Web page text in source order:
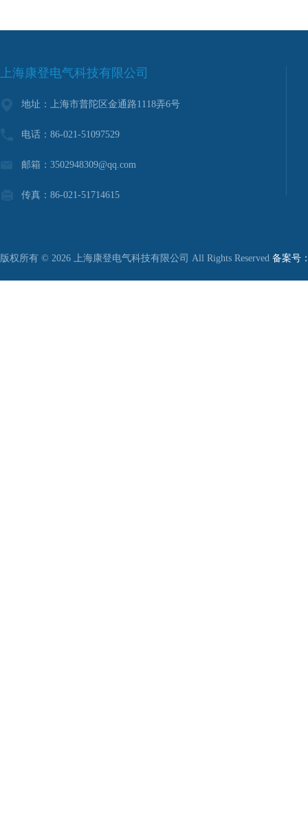
上海康登电气科技有限公司
地址：上海市普陀区金通路1118弄6号
电话：86-021-51097529
邮箱：3502948309@qq.com
传真：86-021-51714615
版权所有 © 2026 上海康登电气科技有限公司 All Rights Reserved 备案号